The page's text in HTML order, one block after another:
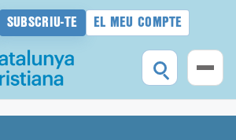
SUBSCRIU-TE EL MEU COMPTE